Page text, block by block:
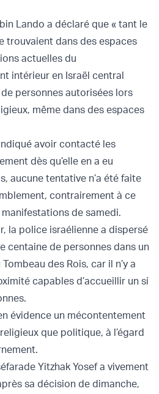
Lando a déclaré que « tant le
trouvaient dans des espaces
actuelles du
intérieur en Israël central
personnes autorisées lors
même dans des espaces
avoir contacté les
dès qu’elle en a eu
aucune tentative n’a été faite
contrairement à ce
manifestations de samedi.
la police israélienne a dispersé
centaine de personnes dans un
des Rois, car il n’y a
capables d’accueillir un si
évidence un mécontentement
que politique, à l’égard
Yitzhak Yosef a vivement
sa décision de dimanche,